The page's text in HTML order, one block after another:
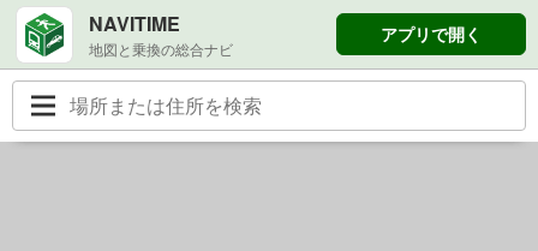
NAVITIME
地図と乗換の総合ナビ
アプリで開く